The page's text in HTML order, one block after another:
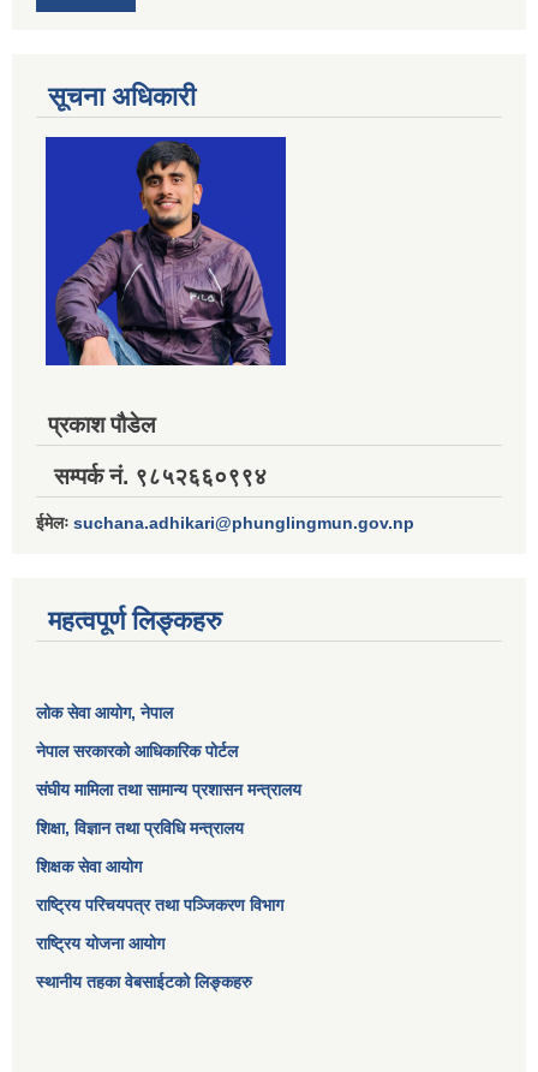
सूचना अधिकारी
प्रकाश पौडेल
सम्पर्क नं. ९८५२६६०९९४
ईमेलः suchana.adhikari@phunglingmun.gov.np
महत्वपूर्ण लिङ्कहरु
लोक सेवा आयोग, नेपाल
नेपाल सरकारको आधिकारिक पोर्टल
संघीय मामिला तथा सामान्य प्रशासन मन्त्रालय
शिक्षा, विज्ञान तथा प्रविधि मन्त्रालय
शिक्षक सेवा आयोग
राष्ट्रिय परिचयपत्र तथा पञ्जिकरण विभाग
राष्ट्रिय योजना आयोग
स्थानीय तहका वेबसाईटको लिङ्कहरु